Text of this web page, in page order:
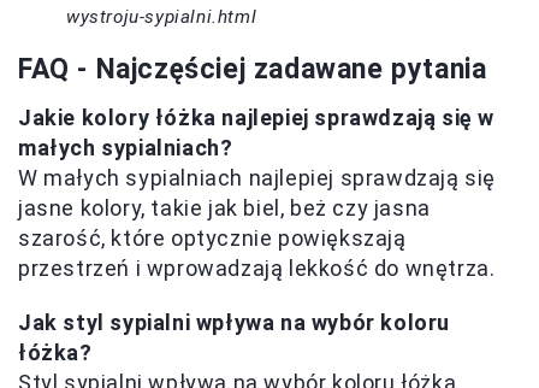
wystroju-sypialni.html
FAQ - Najczęściej zadawane pytania
Jakie kolory łóżka najlepiej sprawdzają się w
małych sypialniach?
W małych sypialniach najlepiej sprawdzają się
jasne kolory, takie jak biel, beż czy jasna
szarość, które optycznie powiększają
przestrzeń i wprowadzają lekkość do wnętrza.
Jak styl sypialni wpływa na wybór koloru
łóżka?
Styl sypialni wpływa na wybór koloru łóżka